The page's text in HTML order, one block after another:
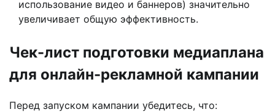
использование видео и баннеров) значительно
увеличивает общую эффективность.
Чек-лист подготовки медиаплана
для онлайн-рекламной кампании
Перед запуском кампании убедитесь, что: